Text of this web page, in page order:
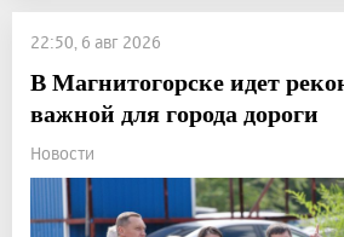
22:50, 6 авг 2026
В Магнитогорске идет
важной для города дороги
Новости